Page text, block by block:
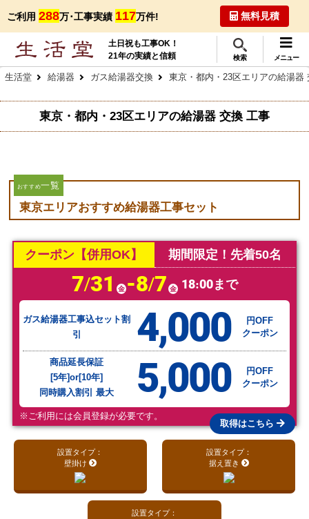
ご利用 288万･工事実績 117万件! 無料見積
土日祝も工事OK！
21年の実績と信頼
検索 メニュー
生活堂 給湯器 ガス給湯器交換 東京・都内・23区エリアの給湯器
東京・都内・23区エリアの給湯器 交換 工事
おすすめ一覧
東京エリアおすすめ給湯器工事セット
クーポン【併用OK】 期間限定！先着50名
7/31 金-8/7 金 18:00まで
ガス給湯器工事込セット割
引
4,000
円OFF
クーポン
商品延長保証
[5年]or[10年]
同時購入割引 最大
5,000
円OFF
クーポン
取得はこちら
※ご利用には会員登録が必要です。
設置タイプ：
壁掛け
設置タイプ：
据え置き
設置タイプ：